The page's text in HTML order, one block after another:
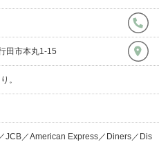
田市本丸1-15
。
JCB／American Express／Diners／Dis